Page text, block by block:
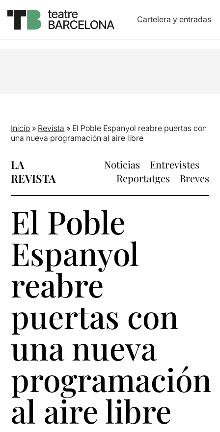
Cartelera y entradas
Inicio » Revista » El Poble Espanyol reabre puertas con
una nueva programación al aire libre
LA
REVISTA
Noticias
Entrevistes
Reportatges
Breves
El Poble
Espanyol
reabre
puertas con
una nueva
programación
al aire libre